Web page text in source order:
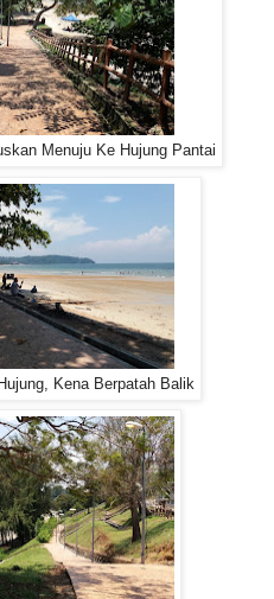
Menuju Ke Hujung Pantai
Kena Berpatah Balik